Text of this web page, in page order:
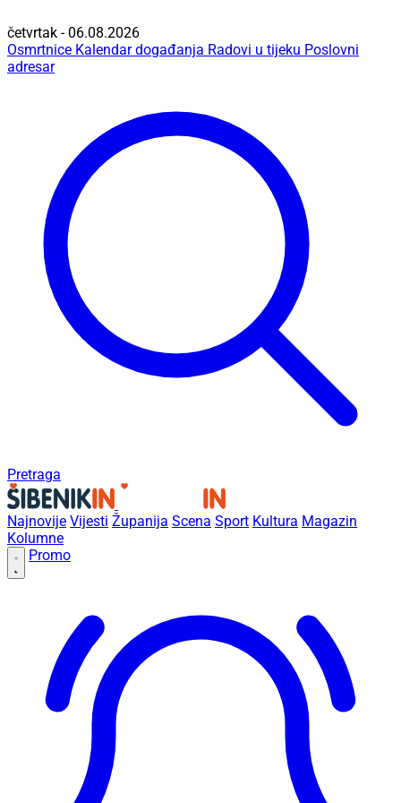
četvrtak - 06.08.2026
Osmrtnice Kalendar događanja Radovi u tijeku Poslovni
adresar
Pretraga
Najnovije Vijesti Županija Scena Sport Kultura Magazin
Kolumne
Promo